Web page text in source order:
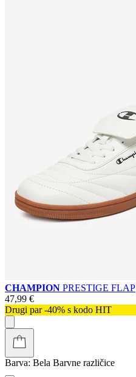
CHAMPION PRESTIGE FLAP
47,99 €
Drugi par -40% s kodo HIT
Barva: Bela Barvne različice